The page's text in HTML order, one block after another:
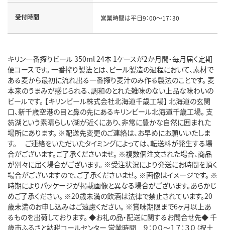
受付時間 営業時間は平日9：00～17：30
キリン一番搾りビール 350ml 24本 1ケースが2か月間・毎月届く定期
便コースです。 一番搾り製法とは、ビール製造の過程において、素材で
ある麦から最初に流れ出る一番搾り麦汁のみ作る製法のことです。 麦
本来のうまみが感じられる、調和のとれた雑味のない上品な味わいの
ビールです。 【キリンビール株式会社北海道千歳工場】 北海道の玄関
口、新千歳空港の目と鼻の先にあるキリンビール北海道千歳工場。 支
笏湖という素晴らしい湖が近くにあり、非常に豊かな自然に囲まれた
場所にあります。 ※配送先変更のご連絡は、お早めにお願いいたしま
す。 ご連絡をいただいたタイミングによっては、転送料が発生する場
合がございます。ご了承くださいませ。 ※複数個注文された場合、商品
が別々に届く場合がございます。 ※受注状況により発送にお時間を頂く
場合がございますので、ご了承くださいませ。 ※画像はイメージです。 ※
時期によりパッケージが掲載画像と異なる場合がございます。あらかじ
めご了承ください。 ※20歳未満の飲酒は法律で禁止されています。20
歳未満のお申し込みはご遠慮ください。 ※賞味期限まで6ヶ月以上あ
るものを出荷しております。 ◆お礼の品・配送に関するお問合せ先◆ 千
歳市ふるさと納税コールセンター 営業時間 ９：００～１７：３０（祝土